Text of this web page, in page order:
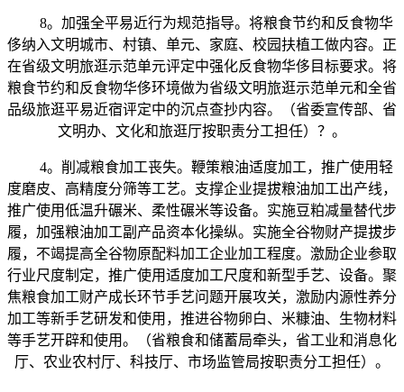
8。加强全平易近行为规范指导。将粮食节约和反食物华
侈纳入文明城市、村镇、单元、家庭、校园扶植工做内容。正
在省级文明旅逛示范单元评定中强化反食物华侈目标要求。将
粮食节约和反食物华侈环境做为省级文明旅逛示范单元和全省
品级旅逛平易近宿评定中的沉点查抄内容。（省委宣传部、省
文明办、文化和旅逛厅按职责分工担任）？。
4。削减粮食加工丧失。鞭策粮油适度加工，推广使用轻
度磨皮、高精度分筛等工艺。支撑企业提拔粮油加工出产线，
推广使用低温升碾米、柔性碾米等设备。实施豆粕减量替代步
履，加强粮油加工副产品资本化操纵。实施全谷物财产提拔步
履，不竭提高全谷物原配料加工企业加工程度。激励企业参取
行业尺度制定，推广使用适度加工尺度和新型手艺、设备。聚
焦粮食加工财产成长环节手艺问题开展攻关，激励内源性养分
加工等新手艺研发和使用，推进谷物卵白、米糠油、生物材料
等手艺开辟和使用。（省粮食和储蓄局牵头，省工业和消息化
厅、农业农村厅、科技厅、市场监管局按职责分工担任）。